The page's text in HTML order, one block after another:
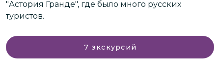
"Астория Гранде", где было много русских
туристов.
7 экскурсий